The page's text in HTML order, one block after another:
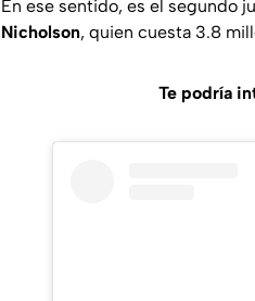
En ese sentido, es el segundo
Nicholson, quien cuesta 3.8
Te podría